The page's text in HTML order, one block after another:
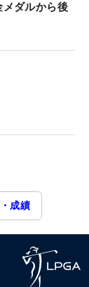
ダルから後
成績